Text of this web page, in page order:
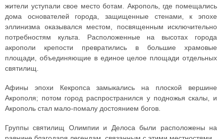
жители уступали свое место ботам. Акрополь, где помещались
дома основателей города, защищенные стенами, к эпохе
эллинизма оказывался местом, посвященным исключительно
потребностям культа. Расположенные на высотах города
акрополи крепости превратились в большие храмовые
площади, объединяющие в единое целое площади отдельных
святилищ.
Афины эпохи Кекропса замыкались на плоской вершине
Акрополя; потом город распространился у подножья скалы, и
Акрополь стал мало-помалу достоянием богов.
Группы святилищ Олимпии и Делоса были расположены на